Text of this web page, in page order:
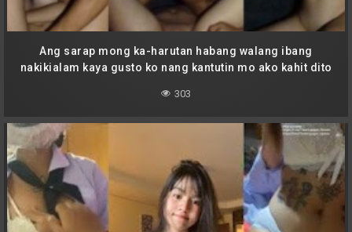
Ang sarap mong ka-harutan habang walang ibang
nakikialam kaya gusto ko nang kantutin mo ako kahit dito
303